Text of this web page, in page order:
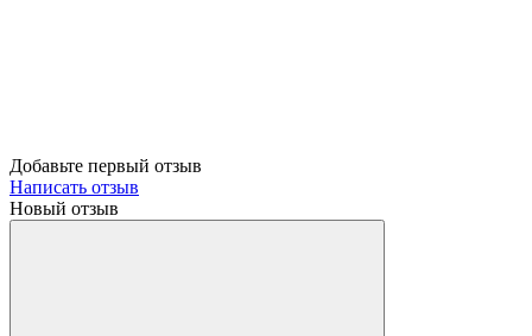
Добавьте первый отзыв
Написать отзыв
Новый отзыв